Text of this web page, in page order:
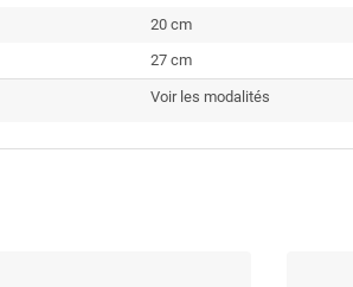
20 cm
27 cm
Voir les modalités